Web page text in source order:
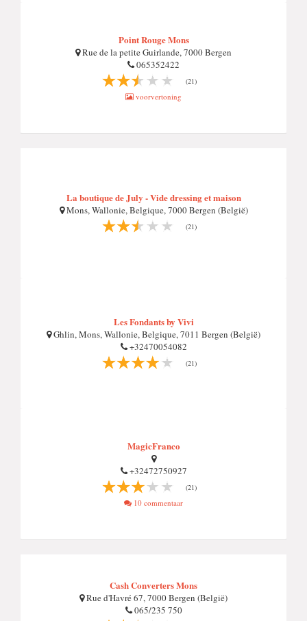
Point Rouge Mons
Rue de la petite Guirlande, 7000 Bergen
065352422
(21)
voorvertoning
La boutique de July - Vide dressing et maison
Mons, Wallonie, Belgique, 7000 Bergen (België)
(21)
Les Fondants by Vivi
Ghlin, Mons, Wallonie, Belgique, 7011 Bergen (België)
+32470054082
(21)
MagicFranco
+32472750927
(21)
10 commentaar
Cash Converters Mons
Rue d'Havré 67, 7000 Bergen (België)
065/235 750